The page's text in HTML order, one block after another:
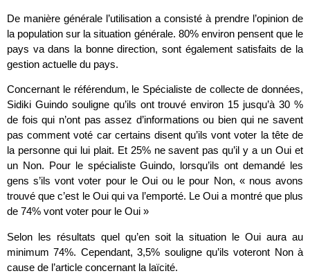
De manière générale l’utilisation a consisté à prendre l’opinion de
la population sur la situation générale. 80% environ pensent que le
pays va dans la bonne direction, sont également satisfaits de la
gestion actuelle du pays.
Concernant le référendum, le Spécialiste de collecte de données,
Sidiki Guindo souligne qu’ils ont trouvé environ 15 jusqu’à 30 %
de fois qui n’ont pas assez d’informations ou bien qui ne savent
pas comment voté car certains disent qu’ils vont voter la tête de
la personne qui lui plait. Et 25% ne savent pas qu’il y a un Oui et
un Non. Pour le spécialiste Guindo, lorsqu’ils ont demandé les
gens s’ils vont voter pour le Oui ou le pour Non, « nous avons
trouvé que c’est le Oui qui va l’emporté. Le Oui a montré que plus
de 74% vont voter pour le Oui »
Selon les résultats quel qu’en soit la situation le Oui aura au
minimum 74%. Cependant, 3,5% souligne qu’ils voteront Non à
cause de l’article concernant la laïcité.